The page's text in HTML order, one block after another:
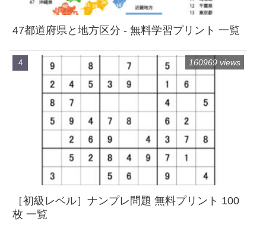
47都道府県と地方区分 - 無料学習プリント 一覧
［初級レベル］ナンプレ問題 無料プリント 100
枚 一覧
160969 views